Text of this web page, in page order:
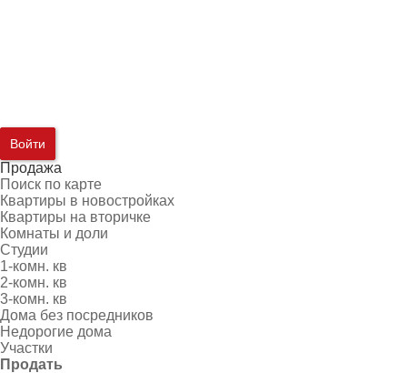
Войти
Продажа
Поиск по карте
Квартиры в новостройках
Квартиры на вторичке
Комнаты и доли
Студии
1-комн. кв
2-комн. кв
3-комн. кв
Дома без посредников
Недорогие дома
Участки
Продать